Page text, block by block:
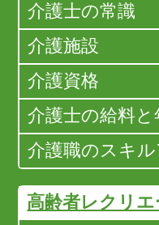
介護士の常識
介護施設
介護資格
介護士の給料と
介護職のスキ
高齢者レクリ